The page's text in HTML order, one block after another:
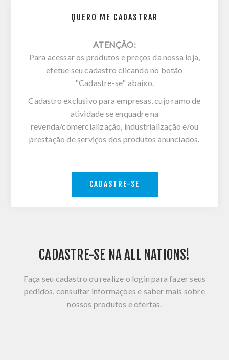
QUERO ME CADASTRAR
ATENÇÃO:
Para acessar os produtos e preços da nossa loja,
efetue seu cadastro clicando no botão
"Cadastre-se" abaixo.
Cadastro exclusivo para empresas, cujo ramo de
atividade se enquadre na
revenda/comercialização, industrialização e/ou
prestação de serviços dos produtos anunciados.
CADASTRE-SE
CADASTRE-SE NA ALL NATIONS!
Faça seu cadastro ou realize o login para fazer seus
pedidos, consultar informações e saber mais sobre
nossos produtos e ofertas.